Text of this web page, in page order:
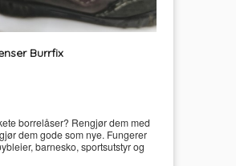
Burrfix
borrelåser? Rengjør dem med
dem gode som nye. Fungerer
barnesko, sportsutstyr og